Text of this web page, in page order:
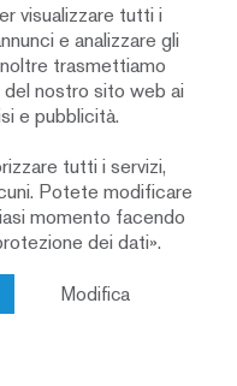
Policy
visualizzare tutti i
e analizzare gli
trasmettiamo
nostro sito web ai
e pubblicità.
tutti i servizi,
Potete modificare
momento facendo
dei dati».
Modifica